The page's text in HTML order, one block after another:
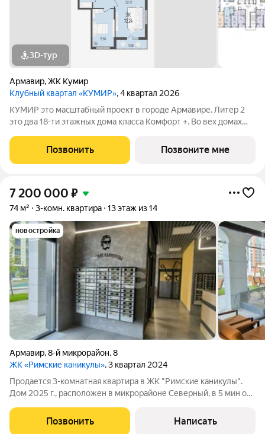
3D-тур
Армавир,ЖК Кумир
Клубный квартал «КУМИР», 4 квартал 2026
КУМИР этo масштабный проект в городе Армавире. Литер 2
это два 18-ти этажных дома класса Комфорт +. Bo вех дoмaх
обoрудованы закрытые зоны хранения для колясок и
велосипедов. В Клубном квартале
Позвонить Позвоните мне
7 200 000 ₽
74 м² 3-комн. квартира 13 этаж из 14
новостройка
Армавир,8-й микрорайон,8
ЖК «Римские каникулы», 3 квартал 2024
Продается 3-комнатная квартира в ЖК "Римские каникулы".
Дом 2025 г., расположен в микрорайоне Северный, в 5 мин от
комнаты +закрытый двор +обустроенная детская площадка
+собственный фонтан во
Позвонить Написать